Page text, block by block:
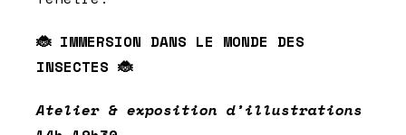
🐞 IMMERSION DANS LE MONDE DES
INSECTES 🐞
Atelier & exposition d’illustrations